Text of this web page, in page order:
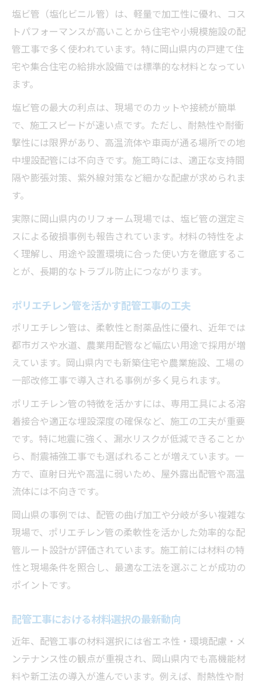
塩ビ管（塩化ビニル管）は、軽量で加工性に優れ、コス
トパフォーマンスが高いことから住宅や小規模施設の配
管工事で多く使われています。特に岡山県内の戸建て住
宅や集合住宅の給排水設備では標準的な材料となってい
ます。
塩ビ管の最大の利点は、現場でのカットや接続が簡単
で、施工スピードが速い点です。ただし、耐熱性や耐衝
撃性には限界があり、高温流体や車両が通る場所での地
中埋設配管には不向きです。施工時には、適正な支持間
隔や膨張対策、紫外線対策など細かな配慮が求められま
す。
実際に岡山県内のリフォーム現場では、塩ビ管の選定ミ
スによる破損事例も報告されています。材料の特性をよ
く理解し、用途や設置環境に合った使い方を徹底するこ
とが、長期的なトラブル防止につながります。
ポリエチレン管を活かす配管工事の工夫
ポリエチレン管は、柔軟性と耐薬品性に優れ、近年では
都市ガスや水道、農業用配管など幅広い用途で採用が増
えています。岡山県内でも新築住宅や農業施設、工場の
一部改修工事で導入される事例が多く見られます。
ポリエチレン管の特徴を活かすには、専用工具による溶
着接合や適正な埋設深度の確保など、施工の工夫が重要
です。特に地震に強く、漏水リスクが低減できることか
ら、耐震補強工事でも選ばれることが増えています。一
方で、直射日光や高温に弱いため、屋外露出配管や高温
流体には不向きです。
岡山県の事例では、配管の曲げ加工や分岐が多い複雑な
現場で、ポリエチレン管の柔軟性を活かした効率的な配
管ルート設計が評価されています。施工前には材料の特
性と現場条件を照合し、最適な工法を選ぶことが成功の
ポイントです。
配管工事における材料選択の最新動向
近年、配管工事の材料選択には省エネ性・環境配慮・メ
ンテナンス性の観点が重視され、岡山県内でも高機能材
料や新工法の導入が進んでいます。例えば、耐熱性や耐